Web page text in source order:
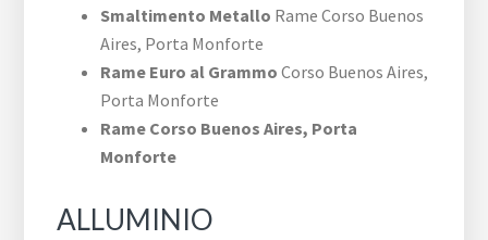
Smaltimento Metallo Rame ​Corso Buenos
Aires,​ Porta Monforte
Rame Euro al Grammo ​Corso Buenos Aires,​
Porta Monforte
Rame ​Corso Buenos Aires,​ Porta
Monforte
ALLUMINIO